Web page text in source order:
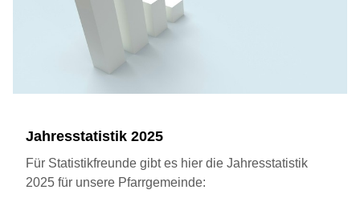
Jahresstatistik 2025
Für Statistikfreunde gibt es hier die Jahresstatistik
2025 für unsere Pfarrgemeinde: